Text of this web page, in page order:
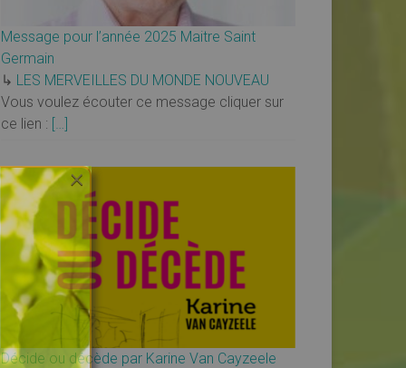
Message pour l’année 2025 Maitre Saint
Germain
↳ LES MERVEILLES DU MONDE NOUVEAU
Vous voulez écouter ce message cliquer sur
ce lien : […]
Décide ou décède par Karine Van Cayzeele
×